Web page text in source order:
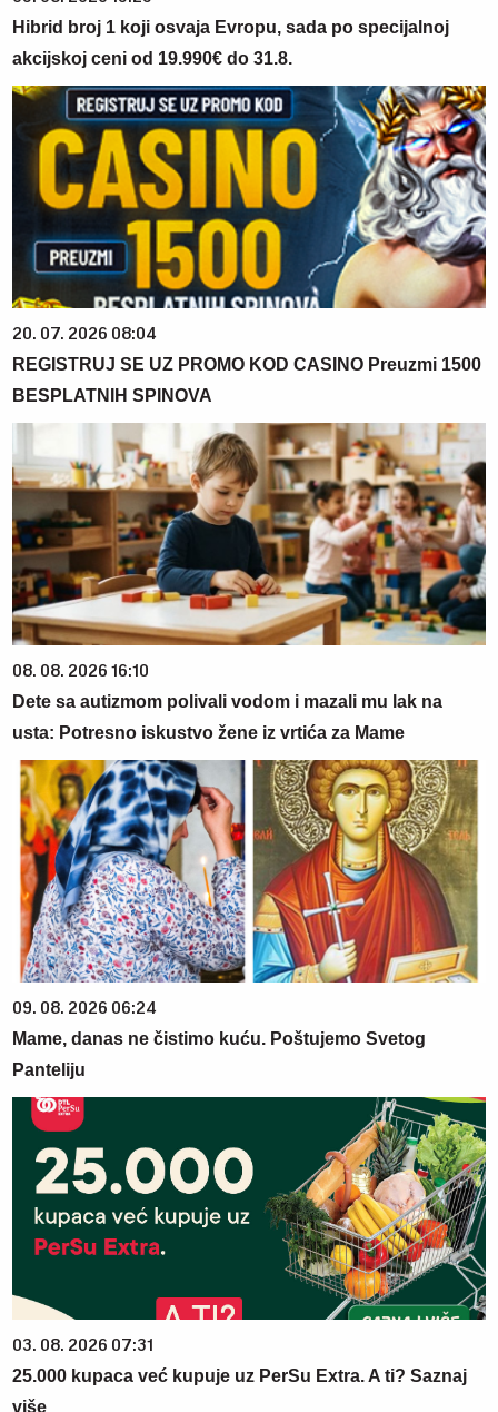
Hibrid broj 1 koji osvaja Evropu, sada po specijalnoj
akcijskoj ceni od 19.990€ do 31.8.
20. 07. 2026 08:04
REGISTRUJ SE UZ PROMO KOD CASINO Preuzmi 1500
BESPLATNIH SPINOVA
08. 08. 2026 16:10
Dete sa autizmom polivali vodom i mazali mu lak na
usta: Potresno iskustvo žene iz vrtića za Mame
09. 08. 2026 06:24
Mame, danas ne čistimo kuću. Poštujemo Svetog
Panteliju
03. 08. 2026 07:31
25.000 kupaca već kupuje uz PerSu Extra. A ti? Saznaj
više